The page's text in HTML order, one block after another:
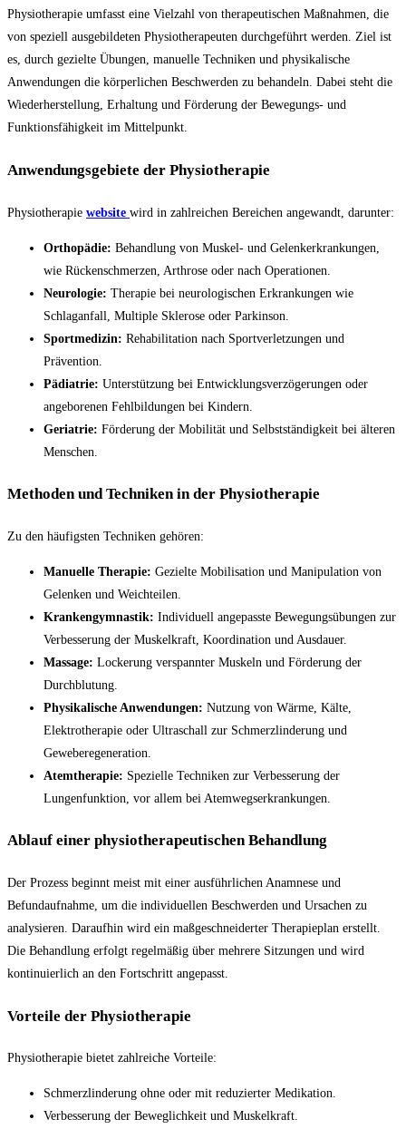
Physiotherapie umfasst eine Vielzahl von therapeutischen Maßnahmen, die
von speziell ausgebildeten Physiotherapeuten durchgeführt werden. Ziel ist
es, durch gezielte Übungen, manuelle Techniken und physikalische
Anwendungen die körperlichen Beschwerden zu behandeln. Dabei steht die
Wiederherstellung, Erhaltung und Förderung der Bewegungs- und
Funktionsfähigkeit im Mittelpunkt.
Anwendungsgebiete der Physiotherapie
Physiotherapie website wird in zahlreichen Bereichen angewandt, darunter:
Orthopädie: Behandlung von Muskel- und Gelenkerkrankungen,
wie Rückenschmerzen, Arthrose oder nach Operationen.
Neurologie: Therapie bei neurologischen Erkrankungen wie
Schlaganfall, Multiple Sklerose oder Parkinson.
Sportmedizin: Rehabilitation nach Sportverletzungen und
Prävention.
Pädiatrie: Unterstützung bei Entwicklungsverzögerungen oder
angeborenen Fehlbildungen bei Kindern.
Geriatrie: Förderung der Mobilität und Selbstständigkeit bei älteren
Menschen.
Methoden und Techniken in der Physiotherapie
Zu den häufigsten Techniken gehören:
Manuelle Therapie: Gezielte Mobilisation und Manipulation von
Gelenken und Weichteilen.
Krankengymnastik: Individuell angepasste Bewegungsübungen zur
Verbesserung der Muskelkraft, Koordination und Ausdauer.
Massage: Lockerung verspannter Muskeln und Förderung der
Durchblutung.
Physikalische Anwendungen: Nutzung von Wärme, Kälte,
Elektrotherapie oder Ultraschall zur Schmerzlinderung und
Geweberegeneration.
Atemtherapie: Spezielle Techniken zur Verbesserung der
Lungenfunktion, vor allem bei Atemwegserkrankungen.
Ablauf einer physiotherapeutischen Behandlung
Der Prozess beginnt meist mit einer ausführlichen Anamnese und
Befundaufnahme, um die individuellen Beschwerden und Ursachen zu
analysieren. Daraufhin wird ein maßgeschneiderter Therapieplan erstellt.
Die Behandlung erfolgt regelmäßig über mehrere Sitzungen und wird
kontinuierlich an den Fortschritt angepasst.
Vorteile der Physiotherapie
Physiotherapie bietet zahlreiche Vorteile:
Schmerzlinderung ohne oder mit reduzierter Medikation.
Verbesserung der Beweglichkeit und Muskelkraft.